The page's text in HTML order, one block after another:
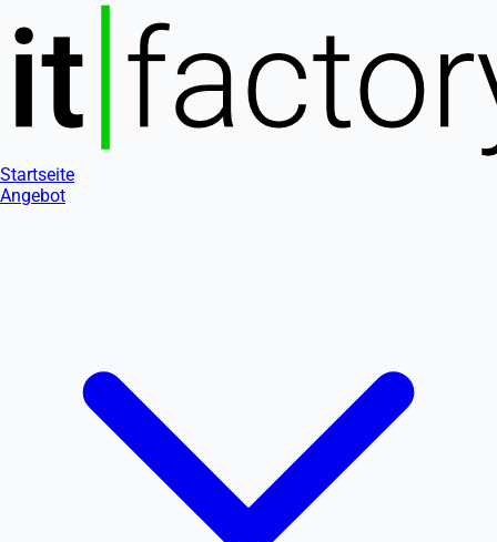
Startseite
Angebot